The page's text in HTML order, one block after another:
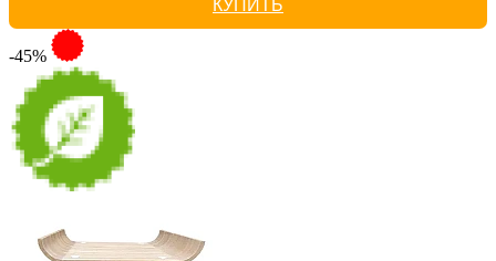
КУПИТЬ
-45%